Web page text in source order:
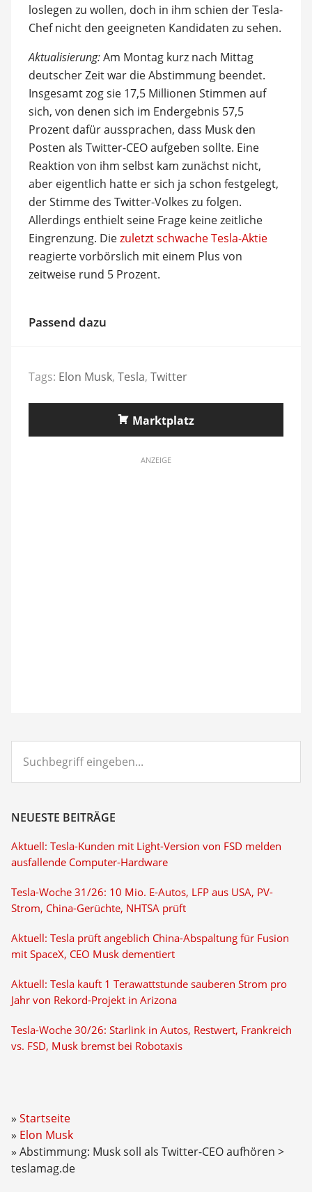
loslegen zu wollen, doch in ihm schien der Tesla-
Chef nicht den geeigneten Kandidaten zu sehen.
Aktualisierung:Am Montag kurz nach Mittag
deutscher Zeit war die Abstimmung beendet.
Insgesamt zog sie 17,5 Millionen Stimmen auf
sich, von denen sich im Endergebnis 57,5
Prozent dafür aussprachen, dass Musk den
Posten als Twitter-CEO aufgeben sollte. Eine
Reaktion von ihm selbst kam zunächst nicht,
aber eigentlich hatte er sich ja schon festgelegt,
der Stimme des Twitter-Volkes zu folgen.
Allerdings enthielt seine Frage keine zeitliche
Eingrenzung. Diezuletzt schwache Tesla-Aktie
reagierte vorbörslich mit einem Plus von
zeitweise rund 5 Prozent.
Passend dazu
Tags: Elon Musk, Tesla, Twitter
Marktplatz
ANZEIGE
eingeben...
NEUESTE BEITRÄGE
Aktuell: Tesla-Kunden mit Light-Version von FSD melden
ausfallende Computer-Hardware
Tesla-Woche 31/26: 10 Mio. E-Autos, LFP aus USA, PV-
Strom, China-Gerüchte, NHTSA prüft
Aktuell: Tesla prüft angeblich China-Abspaltung für Fusion
mit SpaceX, CEO Musk dementiert
Aktuell: Tesla kauft 1 Terawattstunde sauberen Strom pro
Jahr von Rekord-Projekt in Arizona
Tesla-Woche 30/26: Starlink in Autos, Restwert, Frankreich
vs. FSD, Musk bremst bei Robotaxis
Startseite
Elon Musk
Abstimmung: Musk soll als Twitter-CEO aufhören >
teslamag.de